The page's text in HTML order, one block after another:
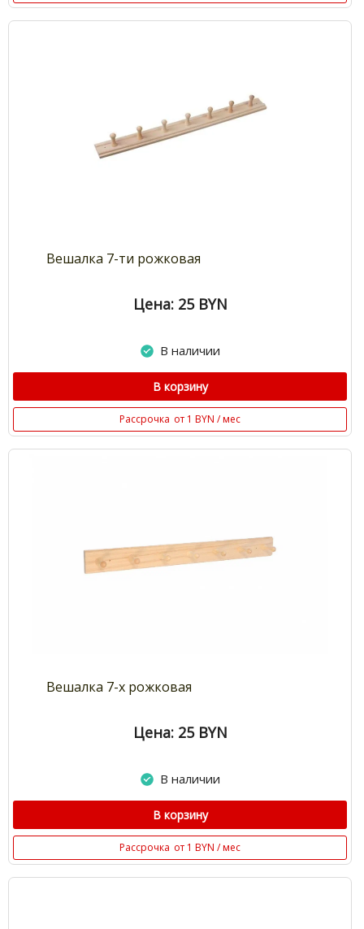
Вешалка 7-ти рожковая
Цена: 25 BYN
В наличии
В корзину
Рассрочка от 1 BYN / мес
Вешалка 7-х рожковая
Цена: 25 BYN
В наличии
В корзину
Рассрочка от 1 BYN / мес